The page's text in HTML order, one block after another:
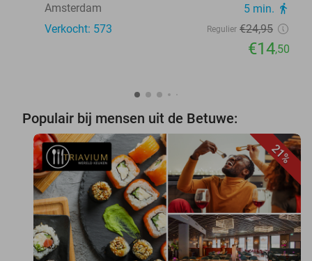
Amsterdam 5 min. directions_walk
Verkocht: 573 Regulier €24,95
€14,50
Populair bij mensen uit de Betuwe:
21%